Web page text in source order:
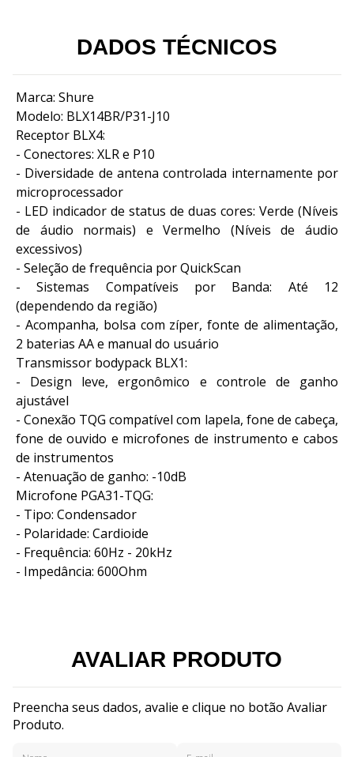
DADOS TÉCNICOS
Marca: Shure
Modelo: BLX14BR/P31-J10
Receptor BLX4:
- Conectores: XLR e P10
- Diversidade de antena controlada internamente por
microprocessador
- LED indicador de status de duas cores: Verde (Níveis
de áudio normais) e Vermelho (Níveis de áudio
excessivos)
- Seleção de frequência por QuickScan
- Sistemas Compatíveis por Banda: Até 12
(dependendo da região)
- Acompanha, bolsa com zíper, fonte de alimentação,
2 baterias AA e manual do usuário
Transmissor bodypack BLX1:
- Design leve, ergonômico e controle de ganho
ajustável
- Conexão TQG compatível com lapela, fone de cabeça,
fone de ouvido e microfones de instrumento e cabos
de instrumentos
- Atenuação de ganho: -10dB
Microfone PGA31-TQG:
- Tipo: Condensador
- Polaridade: Cardioide
- Frequência: 60Hz - 20kHz
- Impedância: 600Ohm
AVALIAR PRODUTO
Preencha seus dados, avalie e clique no botão Avaliar
Produto.